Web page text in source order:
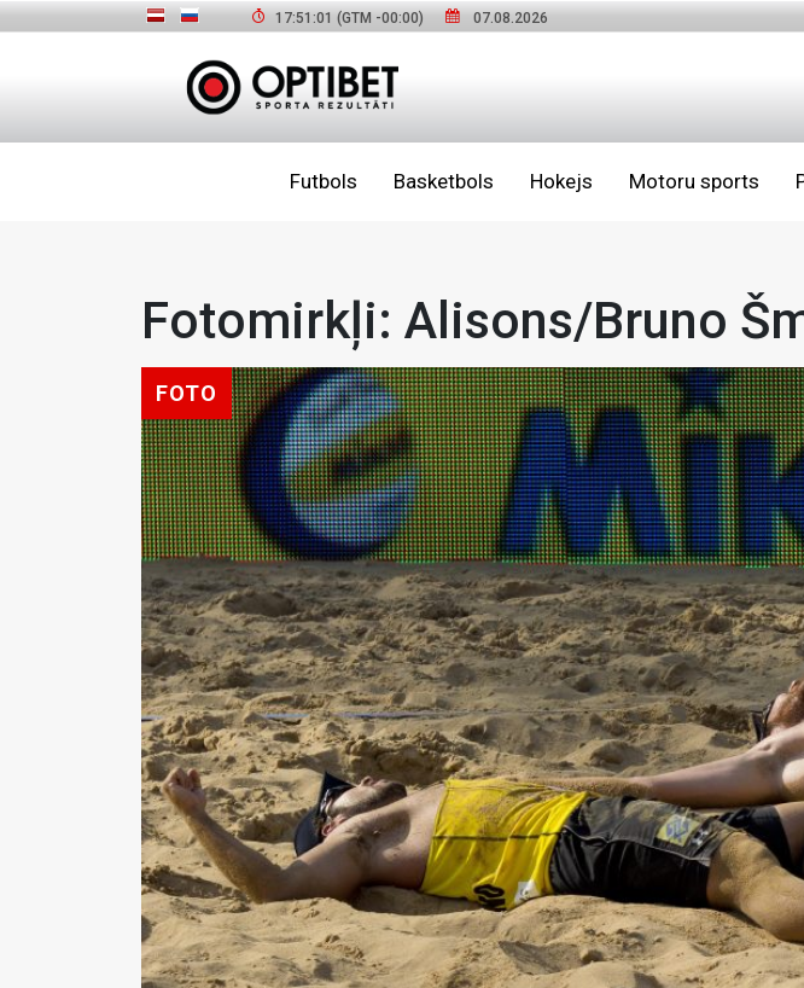
17:51:03 (GTM -00:00) 07.08.2026
Futbols Basketbols Hokejs Motoru sports
Fotomirkļi: Alisons/Bruno
FOTO